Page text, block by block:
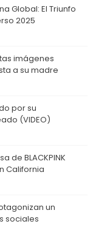
Global: El Triunfo
2025
imágenes
a su madre
por su
(VIDEO)
de BLACKPINK
California
un
sociales